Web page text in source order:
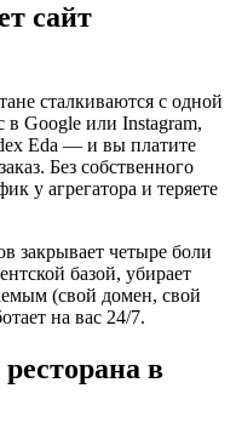
сайт
сталкиваются с одной
Google или Instagram,
Eda — и вы платите
Без собственного
у агрегатора и теряете
закрывает четыре боли
базой, убирает
(свой домен, свой
на вас 24/7.
в